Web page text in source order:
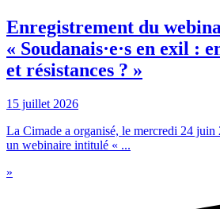
Enregistrement du
« Soudanais·e·s en exil :
et résistances ? »
15 juillet 2026
La Cimade a organisé, le mercredi 24 juin
un webinaire intitulé « ...
»